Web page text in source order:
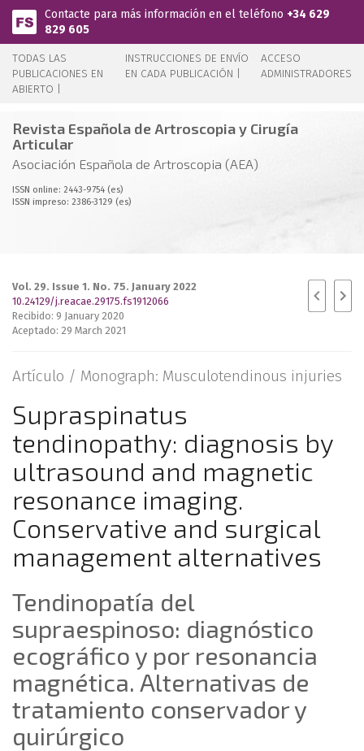
Pasar al contenido principal
Contacte para más información en el teléfono +34 629
829 605
TODAS LAS
PUBLICACIONES EN
ABIERTO |
INSTRUCCIONES DE ENVÍO
EN CADA PUBLICACIÓN |
ACCESO
ADMINISTRADORES
Revista Española de Artroscopia y Cirugía
Articular
Asociación Española de Artroscopia (AEA)
ISSN online: 2443-9754 (es)
ISSN impreso: 2386-3129 (es)
Vol. 29. Issue 1. No. 75. January 2022
10.24129/j.reacae.29175.fs1912066
Recibido: 9 January 2020
Aceptado: 29 March 2021
Artículo / Monograph: Musculotendinous injuries
Supraspinatus
tendinopathy: diagnosis by
ultrasound and magnetic
resonance imaging.
Conservative and surgical
management alternatives
Tendinopatía del
supraespinoso: diagnóstico
ecográfico y por resonancia
magnética. Alternativas de
tratamiento conservador y
quirúrgico